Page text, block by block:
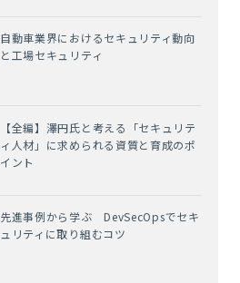
自動車業界におけるセキュリティ動向
と工場セキュリティ
【全編】澤円氏と考える「セキュリテ
ィ人材」に求められる資質と育成のポ
イント
先進事例から学ぶ DevSecOpsでセキ
ュリティに取り組むコツ